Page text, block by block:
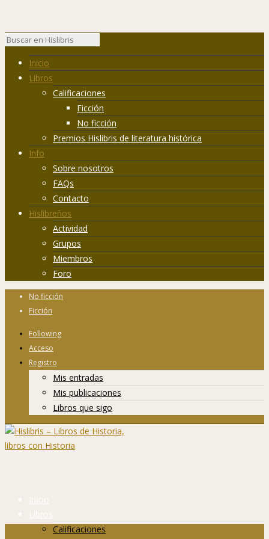
Inicio
Libros
Calificaciones
Ficción
No ficción
Premios Hislibris de literatura histórica
Info
Sobre nosotros
FAQs
Contacto
Hislibreños
Actividad
Grupos
Miembros
Foro
No ficción
Ficción
Following
Acceso
Registro
Mis entradas
Mis publicaciones
Libros que sigo
Inicio
Libros
Calificaciones